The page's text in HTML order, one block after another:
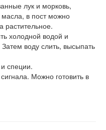
лук и морковь,
масла, в пост можно
растительное.
холодной водой и
Затем воду слить, высыпать
специи.
Можно готовить в